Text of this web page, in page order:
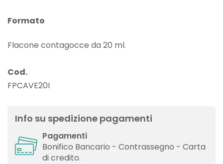
Formato
Flacone contagocce da 20 ml.
Cod.
FPCAVE20I
Info su spedizione pagamenti
Pagamenti
Bonifico Bancario - Contrassegno - Carta
di credito.